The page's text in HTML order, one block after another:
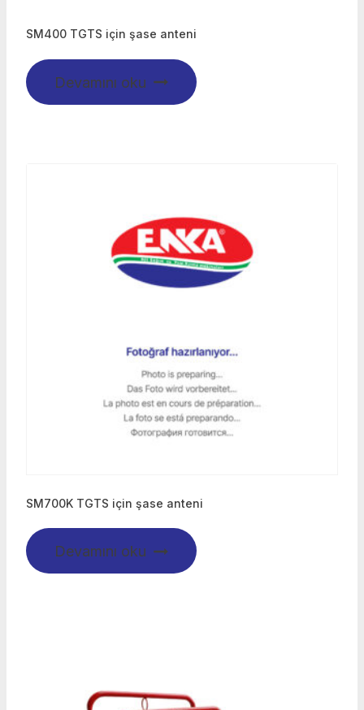
SM400 TGTS için şase anteni
Devamını oku
SM700K TGTS için şase anteni
Devamını oku